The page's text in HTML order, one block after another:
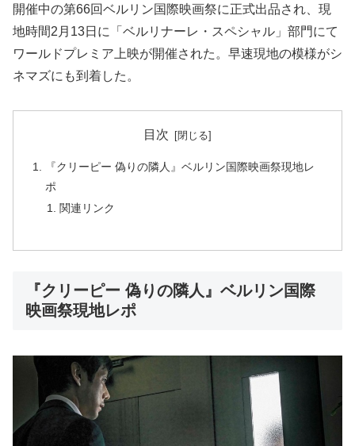
開催中の第66回ベルリン国際映画祭に正式出品され、現
地時間2月13日に「ベルリナーレ・スペシャル」部門にて
ワールドプレミア上映が開催された。早速現地の模様がシ
ネマズにも到着した。
目次
『クリーピー 偽りの隣人』ベルリン国際映画祭現地レ
ポ
関連リンク
『クリーピー 偽りの隣人』ベルリン国際
映画祭現地レポ